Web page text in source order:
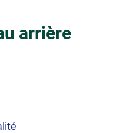
arrière